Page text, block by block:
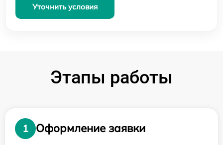
Уточнить условия
Этапы работы
1
Оформление заявки